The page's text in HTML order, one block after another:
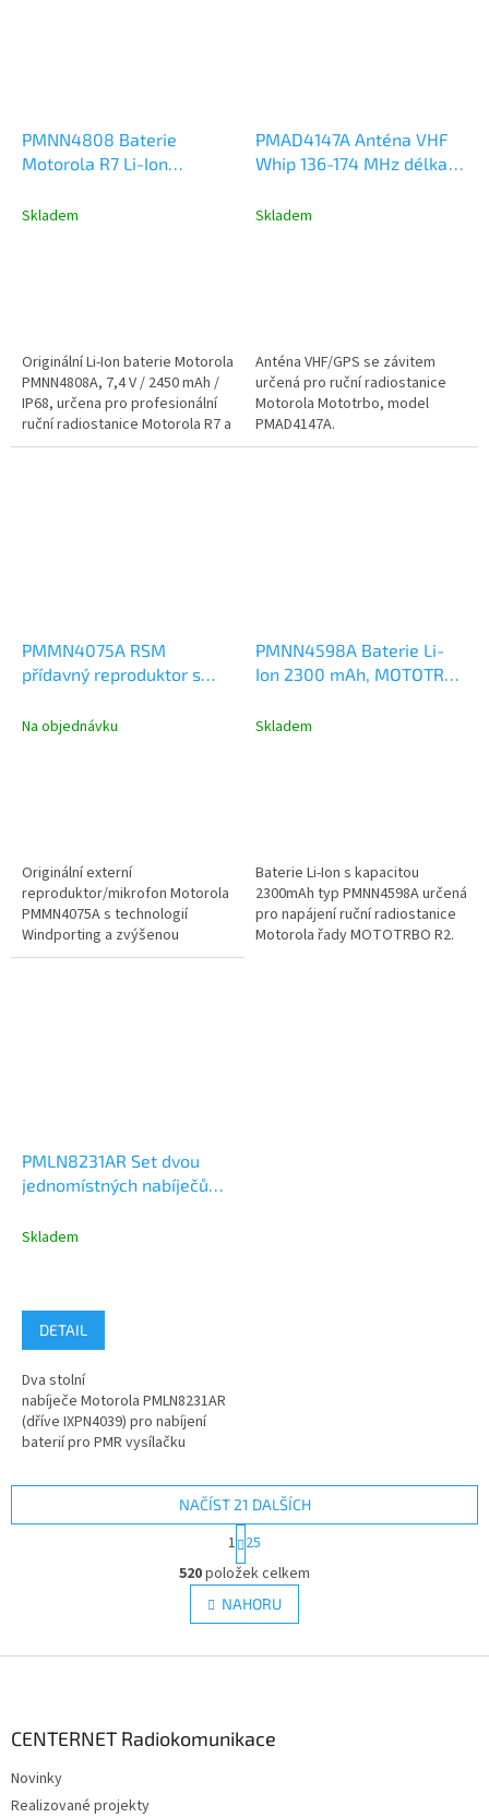
PMNN4808 Baterie
Motorola R7 Li-Ion
Skladem
Originální Li-Ion baterie Motorola
PMNN4808A, 7,4 V / 2450 mAh /
IP68, určena pro profesionální
ruční radiostanice Motorola R7 a
R7a. Nabízí...
PMAD4147A Anténa VHF
Whip 136-174 MHz délka
R5, R2
Skladem
Anténa VHF/GPS se závitem
určená pro ruční radiostanice
Motorola Mototrbo, model
PMAD4147A.
PMMN4075A RSM
přídavný reproduktor s
Na objednávku
Originální externí
reproduktor/mikrofon Motorola
PMMN4075A s technologií
Windporting a zvýšenou
odolností IP57 pro profesionální
PMNN4598A Baterie Li-
Ion 2300 mAh, MOTOTRBO
Skladem
Baterie Li-Ion s kapacitou
2300mAh typ PMNN4598A určená
pro napájení ruční radiostanice
Motorola řady MOTOTRBO R2.
PMLN8231AR Set dvou
jednomístných nabíječů
Skladem
DETAIL
Dva stolní
nabíječe Motorola PMLN8231AR
(dříve IXPN4039) pro nabíjení
baterií pro PMR vysílačku
TALKABOUT TLKR T82, T82...
O
v
l
á
r
NAČÍST 21 DALŠÍCH
S
t
r
á
n
k
v
1 25
520položek celkem
NAHORU
CENTERNET Radiokomunikace
Novinky
Realizované projekty